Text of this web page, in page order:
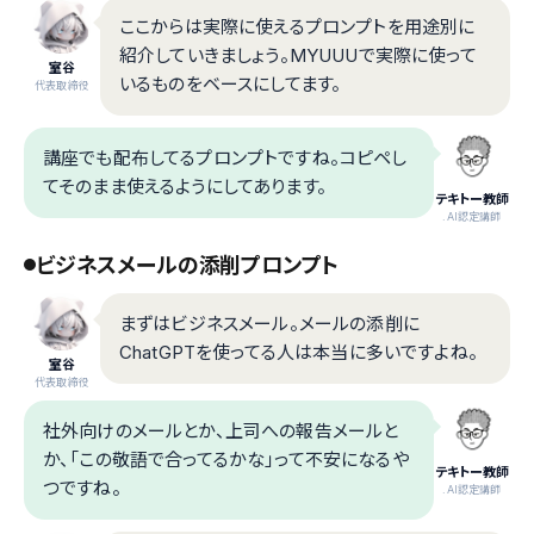
室谷
代表取締役
ここからは実際に使えるプロンプトを用途別に
紹介していきましょう。MYUUUで実際に使って
いるものをベースにしてます。
テキトー教師
.AI認定講師
講座でも配布してるプロンプトですね。コピペし
てそのまま使えるようにしてあります。
ビジネスメールの添削プロンプト
室谷
代表取締役
まずはビジネスメール。メールの添削に
ChatGPTを使ってる人は本当に多いですよね。
テキトー教師
.AI認定講師
社外向けのメールとか、上司への報告メールと
か、「この敬語で合ってるかな」って不安になるや
つですね。